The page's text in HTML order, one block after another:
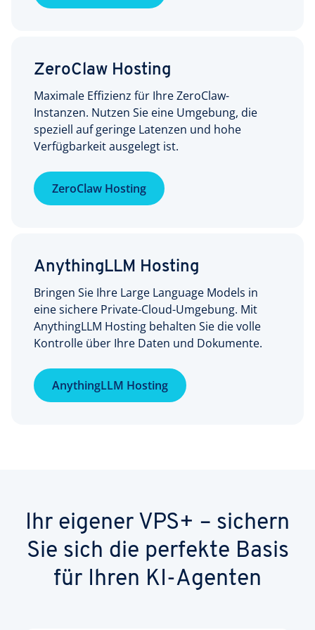
ZeroClaw Hosting
Maximale Effizienz für Ihre ZeroClaw-
Instanzen. Nutzen Sie eine Umgebung, die
speziell auf geringe Latenzen und hohe
Verfügbarkeit ausgelegt ist.
ZeroClaw Hosting
AnythingLLM Hosting
Bringen Sie Ihre Large Language Models in
eine sichere Private-Cloud-Umgebung. Mit
AnythingLLM Hosting behalten Sie die volle
Kontrolle über Ihre Daten und Dokumente.
AnythingLLM Hosting
Ihr eigener VPS+ – sichern
Sie sich die perfekte Basis
für Ihren KI-Agenten